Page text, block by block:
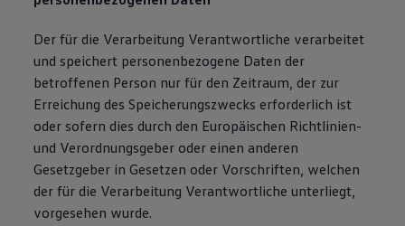
Der für die Verarbeitung Verantwortliche verarbeitet
und speichert personenbezogene Daten der
betroffenen Person nur für den Zeitraum, der zur
Erreichung des Speicherungszwecks erforderlich ist
oder sofern dies durch den Europäischen Richtlinien-
und Verordnungsgeber oder einen anderen
Gesetzgeber in Gesetzen oder Vorschriften, welchen
der für die Verarbeitung Verantwortliche unterliegt,
vorgesehen wurde.